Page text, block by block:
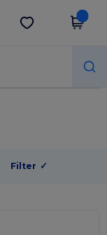
Hämta app
Filter ✓